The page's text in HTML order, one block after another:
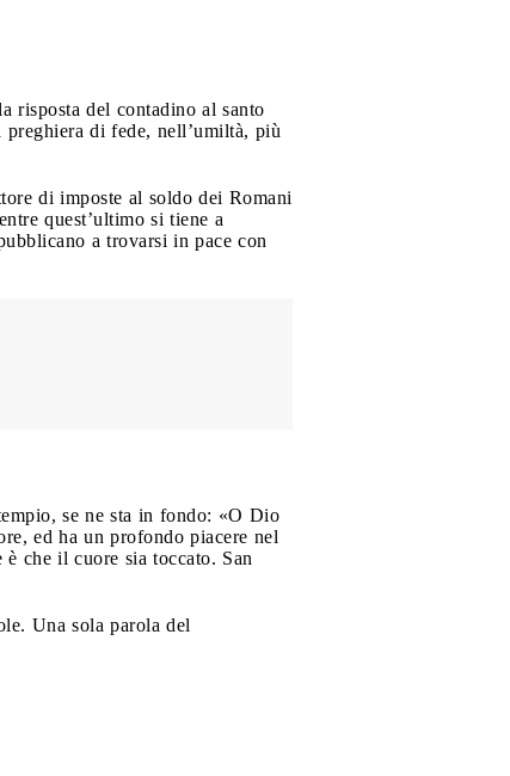
risposta del contadino al santo
di fede, nell’umiltà, più
di imposte al soldo dei Romani
quest’ultimo si tiene a
a trovarsi in pace con
se ne sta in fondo: «O Dio
ed ha un profondo piacere nel
che il cuore sia toccato. San
Una sola parola del